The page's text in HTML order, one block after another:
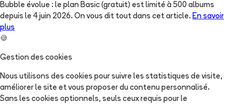
Bubble évolue : le plan Basic (gratuit) est limité à 500 albums
depuis le 4 juin 2026. On vous dit tout dans cet article. En savoir
plus
🍪
Gestion des cookies
Nous utilisons des cookies pour suivre les statistiques de visite,
améliorer le site et vous proposer du contenu personnalisé.
Sans les cookies optionnels, seuls ceux requis pour le